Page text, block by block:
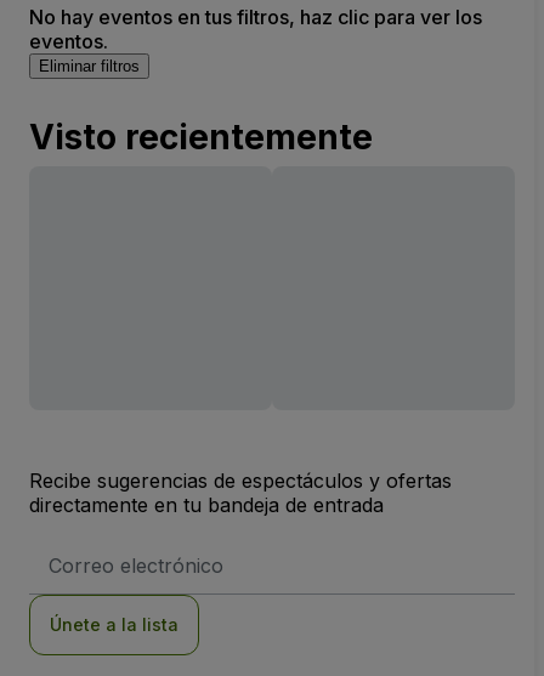
No hay eventos en tus filtros, haz clic para ver los
eventos.
Eliminar filtros
Visto recientemente
Recibe sugerencias de espectáculos y ofertas
directamente en tu bandeja de entrada
de
Únete a la lista